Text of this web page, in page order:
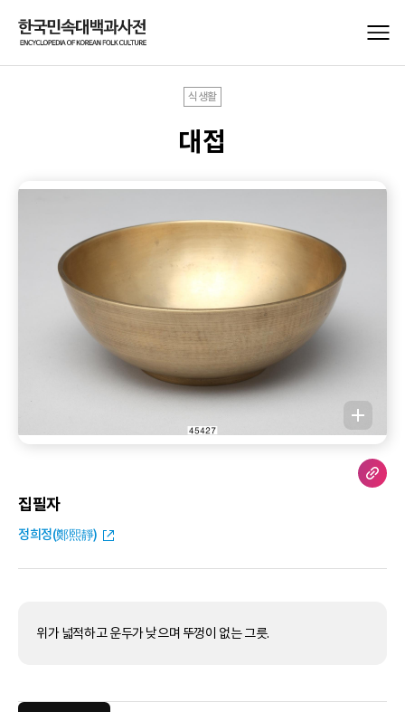
식생활
대접
집필자
정희정(鄭熙靜)
위가 넓적하고 운두가 낮으며 뚜껑이 없는 그릇.